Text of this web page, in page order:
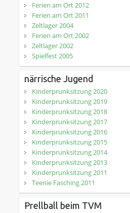
Ferien am Ort 2012
Ferien am Ort 2011
Zeltlager 2004
Ferien am Ort 2002
Zeltlager 2002
Spielfest 2005
närrische Jugend
Kinderprunksitzung 2020
Kinderprunksitzung 2019
Kinderprunksitzung 2018
Kinderprunksitzung 2017
Kinderprunksitzung 2016
Kinderprunksitzung 2015
Kinderprunksitzung 2014
Kinderprunksitzung 2013
Kinderprunksitzung 2011
Teenie Fasching 2011
Prellball beim TVM